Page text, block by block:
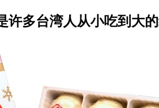
许多台湾人从小吃到大